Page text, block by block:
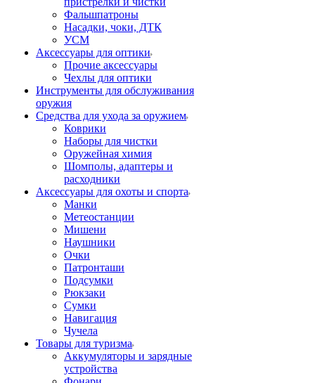
Фальшпатроны
Насадки, чоки, ДТК
УСМ
Аксессуары для оптики
Прочие аксессуары
Чехлы для оптики
Инструменты для обслуживания
оружия
Средства для ухода за оружием
Коврики
Наборы для чистки
Оружейная химия
Шомполы, адаптеры и
расходники
Аксессуары для охоты и спорта
Манки
Метеостанции
Мишени
Наушники
Очки
Патронташи
Подсумки
Рюкзаки
Сумки
Навигация
Чучела
Товары для туризма
Аккумуляторы и зарядные
устройства